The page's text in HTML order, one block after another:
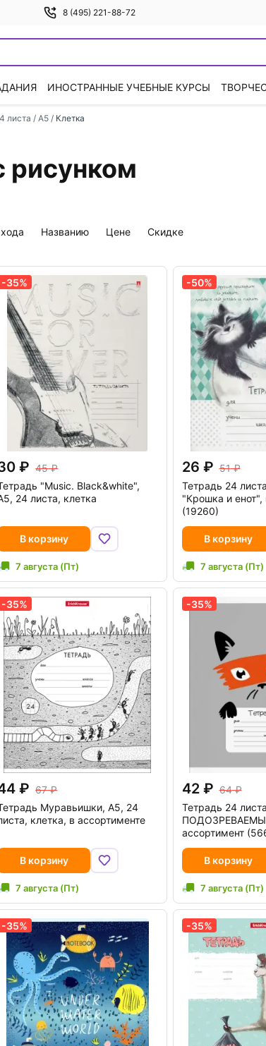
8 (495) 221-88-72
ИНОСТРАННЫЕ УЧЕБНЫЕ КУРСЫ
листа / А5 / Клетка
рисунком
названию цене скидке
-35%
45
"Music. Black&white",
24 листа, клетка
В корзину
7 августа (Пт)
-50%
26
51
Тетрадь 24
"Крошка и енот",
(19260)
В корзину
7 августа (Пт)
-35%
67
Муравьишки, А5, 24
клетка, в ассортименте
В корзину
7 августа (Пт)
-35%
42
64
Тетрадь 24
ассортимент
В корзину
7 августа (Пт)
-35% -35%